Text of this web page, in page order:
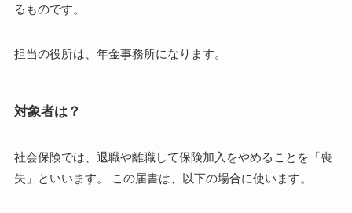
るものです。
担当の役所は、年金事務所になります。
対象者は？
社会保険では、退職や離職して保険加入をやめることを「喪
失」といいます。 この届書は、以下の場合に使います。